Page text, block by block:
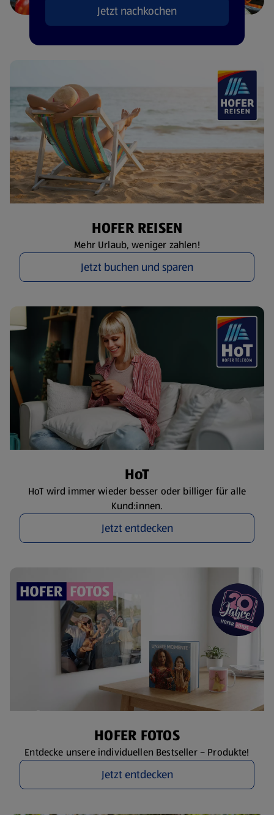
Jetzt nachkochen
HOFER REISEN
Mehr Urlaub, weniger zahlen!
Jetzt buchen und sparen
HoT
HoT wird immer wieder besser oder billiger für alle
Kund:innen.
Jetzt entdecken
HOFER FOTOS
Entdecke unsere individuellen Bestseller – Produkte!
Jetzt entdecken